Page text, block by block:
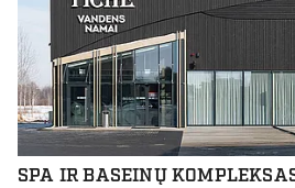
SPA IR BASEINŲ